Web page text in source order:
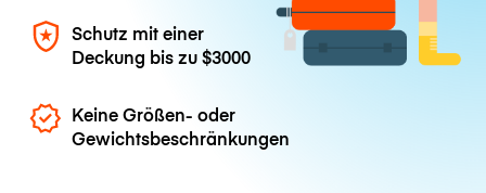
Schutz mit einer
Deckung bis zu$3000
Keine Größen- oder
Gewichtsbeschränkungen